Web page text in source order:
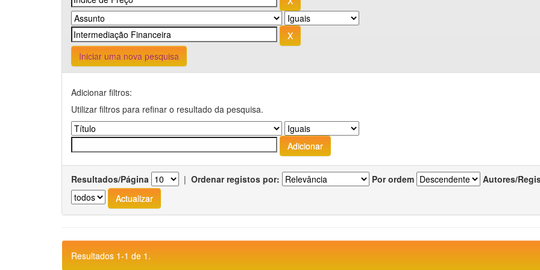
Iniciar uma nova pesquisa
Adicionar filtros:
Utilizar filtros para refinar o resultado da pesquisa.
Resultados/Página | Ordenar registos por: Por ordem Autores/
Resultados 1-1 de 1.